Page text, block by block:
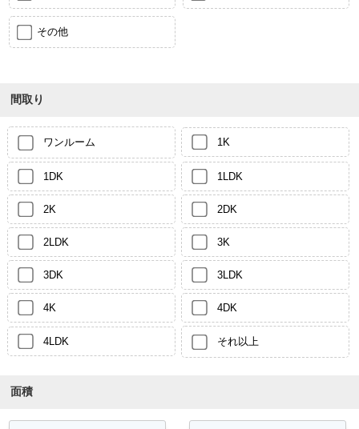
その他
間取り
ワンルーム 1K
1DK 1LDK
2K 2DK
2LDK 3K
3DK 3LDK
4K 4DK
4LDK それ以上
面積